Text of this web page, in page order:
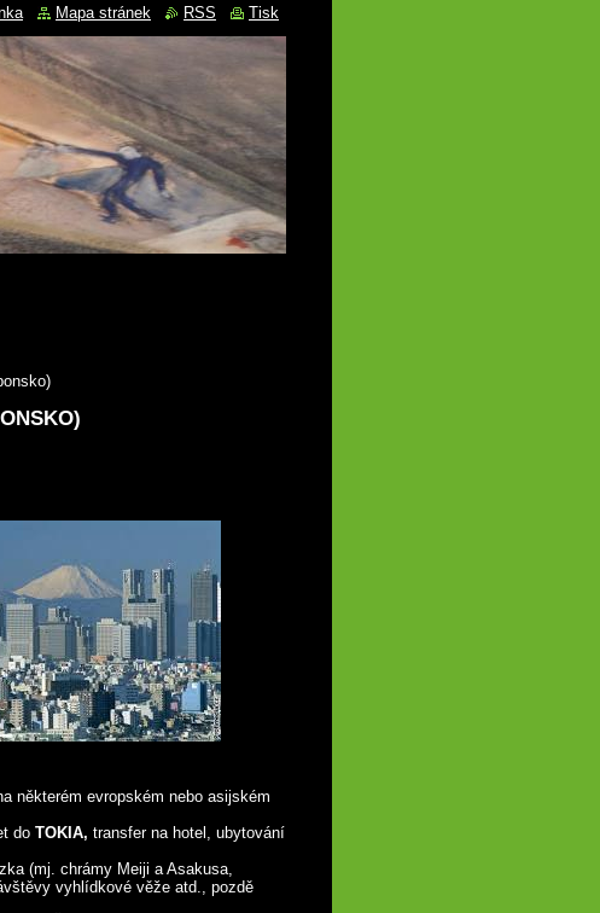
některém evropském nebo asijském
do TOKIA, transfer na hotel, ubytování
(mj. chrámy Meiji a Asakusa,
vyhlídkové věže atd., pozdě
Mapa stránek RSS Tisk